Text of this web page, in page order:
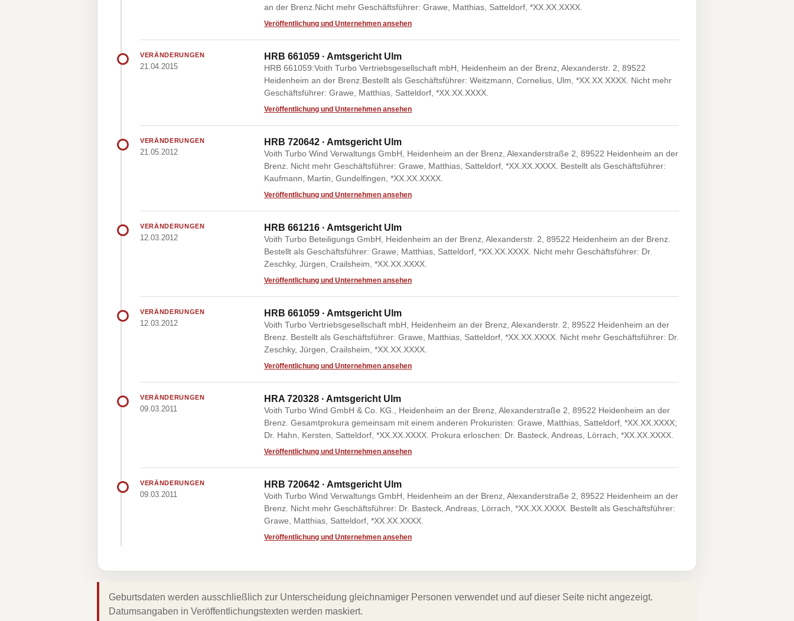
an der Brenz.Nicht mehr Geschäftsführer: Grawe, Matthias, Satteldorf, *XX.XX.XXXX.
Veröffentlichung und Unternehmen ansehen
VERÄNDERUNGEN
21.04.2015
HRB 661059 · Amtsgericht Ulm
HRB 661059:Voith Turbo Vertriebsgesellschaft mbH, Heidenheim an der Brenz, Alexanderstr. 2, 89522
Heidenheim an der Brenz.Bestellt als Geschäftsführer: Weitzmann, Cornelius, Ulm, *XX.XX.XXXX. Nicht mehr
Geschäftsführer: Grawe, Matthias, Satteldorf, *XX.XX.XXXX.
Veröffentlichung und Unternehmen ansehen
VERÄNDERUNGEN
21.05.2012
HRB 720642 · Amtsgericht Ulm
Voith Turbo Wind Verwaltungs GmbH, Heidenheim an der Brenz, Alexanderstraße 2, 89522 Heidenheim an der
Brenz. Nicht mehr Geschäftsführer: Grawe, Matthias, Satteldorf, *XX.XX.XXXX. Bestellt als Geschäftsführer:
Kaufmann, Martin, Gundelfingen, *XX.XX.XXXX.
Veröffentlichung und Unternehmen ansehen
VERÄNDERUNGEN
12.03.2012
HRB 661216 · Amtsgericht Ulm
Voith Turbo Beteiligungs GmbH, Heidenheim an der Brenz, Alexanderstr. 2, 89522 Heidenheim an der Brenz.
Bestellt als Geschäftsführer: Grawe, Matthias, Satteldorf, *XX.XX.XXXX. Nicht mehr Geschäftsführer: Dr.
Zeschky, Jürgen, Crailsheim, *XX.XX.XXXX.
Veröffentlichung und Unternehmen ansehen
VERÄNDERUNGEN
12.03.2012
HRB 661059 · Amtsgericht Ulm
Voith Turbo Vertriebsgesellschaft mbH, Heidenheim an der Brenz, Alexanderstr. 2, 89522 Heidenheim an der
Brenz. Bestellt als Geschäftsführer: Grawe, Matthias, Satteldorf, *XX.XX.XXXX. Nicht mehr Geschäftsführer: Dr.
Zeschky, Jürgen, Crailsheim, *XX.XX.XXXX.
Veröffentlichung und Unternehmen ansehen
VERÄNDERUNGEN
09.03.2011
HRA 720328 · Amtsgericht Ulm
Voith Turbo Wind GmbH & Co. KG., Heidenheim an der Brenz, Alexanderstraße 2, 89522 Heidenheim an der
Brenz. Gesamtprokura gemeinsam mit einem anderen Prokuristen: Grawe, Matthias, Satteldorf, *XX.XX.XXXX;
Dr. Hahn, Kersten, Satteldorf, *XX.XX.XXXX. Prokura erloschen: Dr. Basteck, Andreas, Lörrach, *XX.XX.XXXX.
Veröffentlichung und Unternehmen ansehen
VERÄNDERUNGEN
09.03.2011
HRB 720642 · Amtsgericht Ulm
Voith Turbo Wind Verwaltungs GmbH, Heidenheim an der Brenz, Alexanderstraße 2, 89522 Heidenheim an der
Brenz. Nicht mehr Geschäftsführer: Dr. Basteck, Andreas, Lörrach, *XX.XX.XXXX. Bestellt als Geschäftsführer:
Grawe, Matthias, Satteldorf, *XX.XX.XXXX.
Veröffentlichung und Unternehmen ansehen
Geburtsdaten werden ausschließlich zur Unterscheidung gleichnamiger Personen verwendet und auf dieser Seite nicht angezeigt.
Datumsangaben in Veröffentlichungstexten werden maskiert.